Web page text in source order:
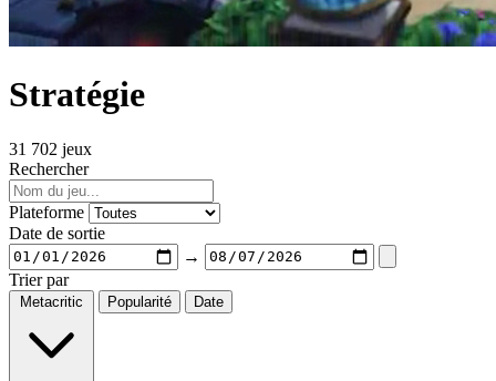
Stratégie
31 702 jeux
Rechercher
Plateforme
Date de sortie
→
Trier par
Metacritic Popularité Date